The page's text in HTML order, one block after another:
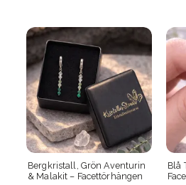
Blå Topas – Ovala
Facettörhängen, 925 Silver